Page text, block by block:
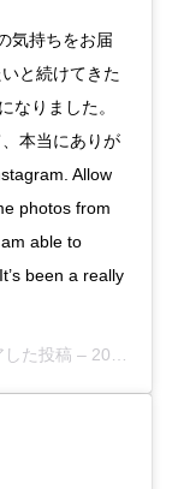
気持ちをお届
と続けてきた
なりました。
本当にありが
Allow
photos from
able to
been a really
した投稿 – 2020年 5月月16日午後8時33分PDT